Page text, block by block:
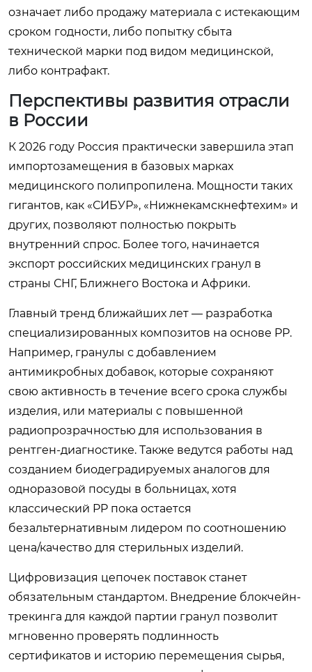
означает либо продажу материала с истекающим
сроком годности, либо попытку сбыта
технической марки под видом медицинской,
либо контрафакт.
Перспективы развития отрасли
в России
К 2026 году Россия практически завершила этап
импортозамещения в базовых марках
медицинского полипропилена. Мощности таких
гигантов, как «СИБУР», «Нижнекамскнефтехим» и
других, позволяют полностью покрыть
внутренний спрос. Более того, начинается
экспорт российских медицинских гранул в
страны СНГ, Ближнего Востока и Африки.
Главный тренд ближайших лет — разработка
специализированных композитов на основе PP.
Например, гранулы с добавлением
антимикробных добавок, которые сохраняют
свою активность в течение всего срока службы
изделия, или материалы с повышенной
радиопрозрачностью для использования в
рентген-диагностике. Также ведутся работы над
созданием биодеградируемых аналогов для
одноразовой посуды в больницах, хотя
классический PP пока остается
безальтернативным лидером по соотношению
цена/качество для стерильных изделий.
Цифровизация цепочек поставок станет
обязательным стандартом. Внедрение блокчейн-
трекинга для каждой партии гранул позволит
мгновенно проверять подлинность
сертификатов и историю перемещения сырья,